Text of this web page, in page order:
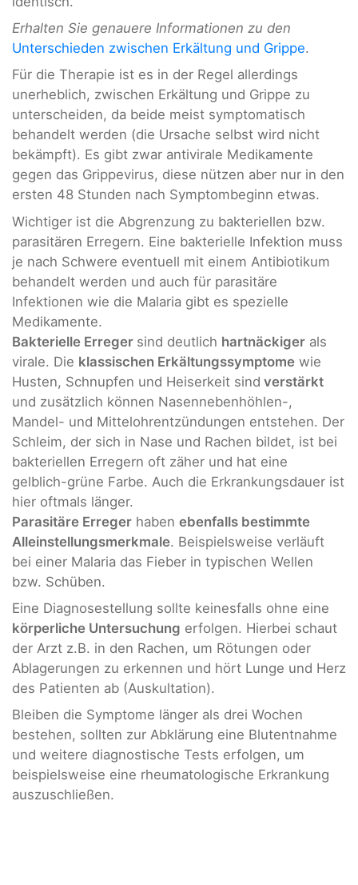
Erhalten Sie genauere Informationen zu den
Unterschieden zwischen Erkältung und Grippe.
Für die Therapie ist es in der Regel allerdings
unerheblich, zwischen Erkältung und Grippe zu
unterscheiden, da beide meist symptomatisch
behandelt werden (die Ursache selbst wird nicht
bekämpft). Es gibt zwar antivirale Medikamente
gegen das Grippevirus, diese nützen aber nur in den
ersten 48 Stunden nach Symptombeginn etwas.
Wichtiger ist die Abgrenzung zu bakteriellen bzw.
parasitären Erregern. Eine bakterielle Infektion muss
je nach Schwere eventuell mit einem Antibiotikum
behandelt werden und auch für parasitäre
Infektionen wie die Malaria gibt es spezielle
Medikamente.
Bakterielle Erreger sind deutlich hartnäckiger als
virale. Die klassischen Erkältungssymptome wie
Husten, Schnupfen und Heiserkeit sind verstärkt
und zusätzlich können Nasennebenhöhlen-,
Mandel- und Mittelohrentzündungen entstehen. Der
Schleim, der sich in Nase und Rachen bildet, ist bei
bakteriellen Erregern oft zäher und hat eine
gelblich-grüne Farbe. Auch die Erkrankungsdauer ist
hier oftmals länger.
Parasitäre Erreger haben ebenfalls bestimmte
Alleinstellungsmerkmale. Beispielsweise verläuft
bei einer Malaria das Fieber in typischen Wellen
bzw. Schüben.
Eine Diagnosestellung sollte keinesfalls ohne eine
körperliche Untersuchung erfolgen. Hierbei schaut
der Arzt z.B. in den Rachen, um Rötungen oder
Ablagerungen zu erkennen und hört Lunge und Herz
des Patienten ab (Auskultation).
Bleiben die Symptome länger als drei Wochen
bestehen, sollten zur Abklärung eine Blutentnahme
und weitere diagnostische Tests erfolgen, um
beispielsweise eine rheumatologische Erkrankung
auszuschließen.